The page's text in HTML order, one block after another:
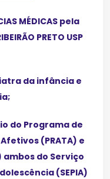
MÉDICAS pela
PRETO USP
da infância e
do Programa de
(PRATA) e
do Serviço
(SEPIA)